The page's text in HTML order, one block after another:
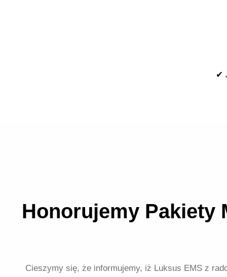
✔
Honorujemy Pakiety
Cieszymy się, że informujemy, iż Luksus EMS z